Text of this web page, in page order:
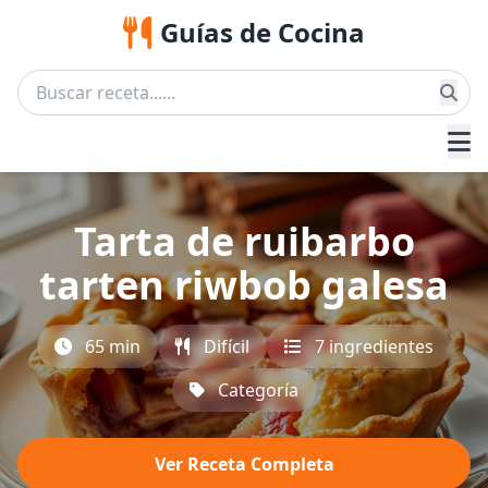
Guías de Cocina
Tarta de ruibarbo
tarten riwbob galesa
65 min Difícil
7 ingredientes
Categoría
Ver Receta Completa